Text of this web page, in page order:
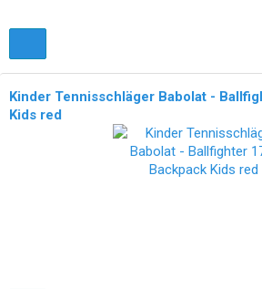
Kinder Tennisschläger Babolat -
Kids red